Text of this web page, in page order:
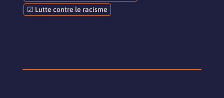
☑ Lutte contre le racisme